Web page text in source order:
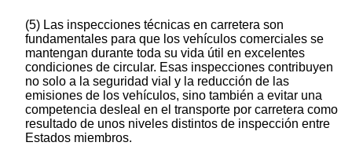
(5) Las inspecciones técnicas en carretera son
fundamentales para que los vehículos comerciales se
mantengan durante toda su vida útil en excelentes
condiciones de circular. Esas inspecciones contribuyen
no solo a la seguridad vial y la reducción de las
emisiones de los vehículos, sino también a evitar una
competencia desleal en el transporte por carretera como
resultado de unos niveles distintos de inspección entre
Estados miembros.